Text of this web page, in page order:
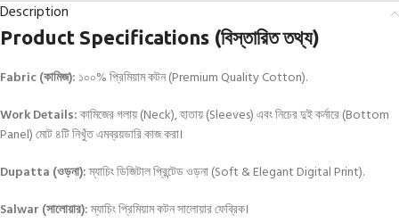
Description
Product Specifications (বিস্তারিত তথ্য)
Fabric (কামিজ): ১০০% প্রিমিয়াম কটন (Premium Quality Cotton).
Work Details:কামিজের গলায় (Neck), হাতায় (Sleeves) এবং নিচের দুই কর্নারে (Bottom
Panel) মোট ৪টি নিখুঁত এমব্রয়ডারি কাজ করা।
Dupatta (ওড়না):ম্যাচিং ডিজিটাল প্রিন্টেড ওড়না (Soft & Elegant Digital Print).
Salwar (সালোয়ার):ম্যাচিং প্রিমিয়াম কটন সালোয়ার ফেব্রিক।